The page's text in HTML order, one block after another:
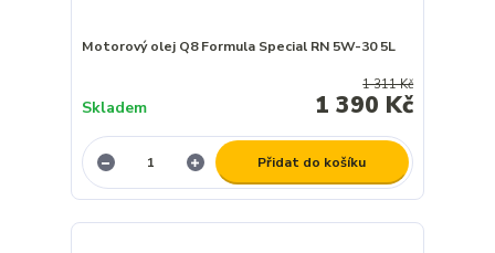
Motorový olej Q8 Formula Special RN 5W-30 5L
1 311 Kč
1 390 Kč
Skladem
Přidat do košíku